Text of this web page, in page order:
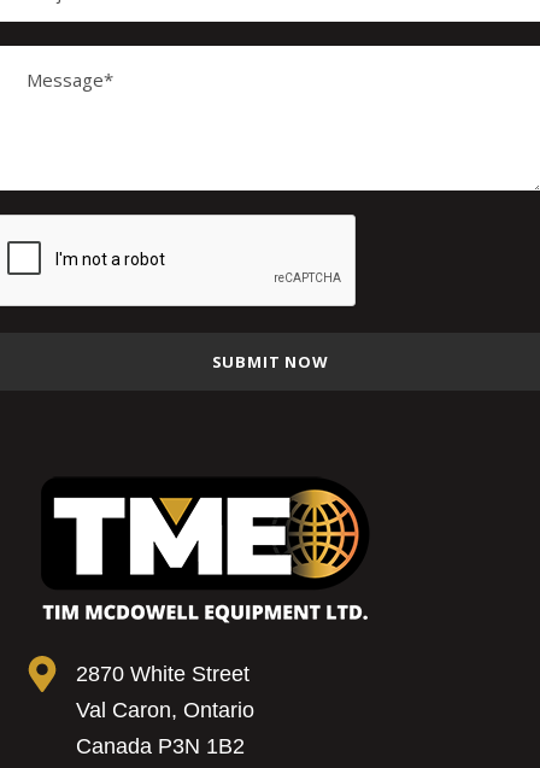
2870 White Street
Val Caron, Ontario
Canada P3N 1B2